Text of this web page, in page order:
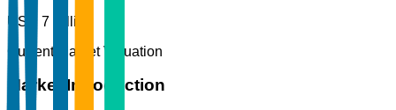
USD 7 Billion
Current Market Valuation
Market Introduction